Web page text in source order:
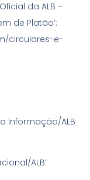
da ALB –
de Platão’:
circulares-e-
Informação/ALB
ALB’